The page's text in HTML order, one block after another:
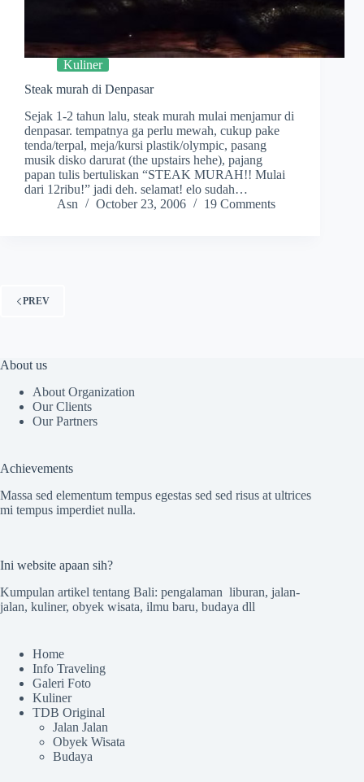
Kuliner
Steak murah di Denpasar
Sejak 1-2 tahun lalu, steak murah mulai menjamur di
denpasar. tempatnya ga perlu mewah, cukup pake
tenda/terpal, meja/kursi plastik/olympic, pasang
musik disko darurat (the upstairs hehe), pajang
papan tulis bertuliskan “STEAK MURAH!! Mulai
dari 12ribu!” jadi deh. selamat! elo sudah…
Asn
October 23, 2006 19 Comments
PREV
About us
About Organization
Our Clients
Our Partners
Achievements
Massa sed elementum tempus egestas sed sed risus at ultrices
mi tempus imperdiet nulla.
Ini website apaan sih?
Kumpulan artikel tentang Bali: pengalaman liburan, jalan-
jalan, kuliner, obyek wisata, ilmu baru, budaya dll
Home
Info Traveling
Galeri Foto
Kuliner
TDB Original
Jalan Jalan
Obyek Wisata
Budaya